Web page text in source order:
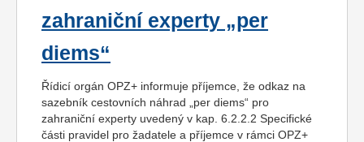
zahraniční experty „per
diems“
Řídicí orgán OPZ+ informuje příjemce, že odkaz na
sazebník cestovních náhrad „per diems“ pro
zahraniční experty uvedený v kap. 6.2.2.2 Specifické
části pravidel pro žadatele a příjemce v rámci OPZ+